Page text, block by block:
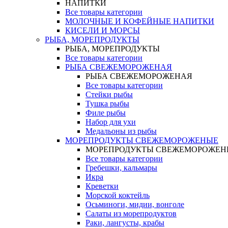
НАПИТКИ
Все товары категории
МОЛОЧНЫЕ И КОФЕЙНЫЕ НАПИТКИ
КИСЕЛИ И МОРСЫ
РЫБА, МОРЕПРОДУКТЫ
РЫБА, МОРЕПРОДУКТЫ
Все товары категории
РЫБА СВЕЖЕМОРОЖЕНАЯ
РЫБА СВЕЖЕМОРОЖЕНАЯ
Все товары категории
Стейки рыбы
Тушка рыбы
Филе рыбы
Набор для ухи
Медальоны из рыбы
МОРЕПРОДУКТЫ СВЕЖЕМОРОЖЕНЫЕ
МОРЕПРОДУКТЫ
Все товары категории
Гребешки, кальмары
Икра
Креветки
Морской коктейль
Осьминоги, мидии, вонголе
Салаты из морепродуктов
Раки, лангусты, крабы